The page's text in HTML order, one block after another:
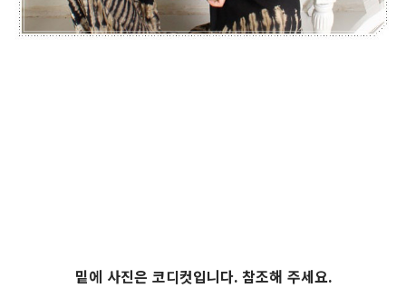
밑에 사진은 코디컷입니다. 참조해 주세요.